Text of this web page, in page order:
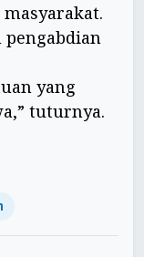
yang
tuturnya.